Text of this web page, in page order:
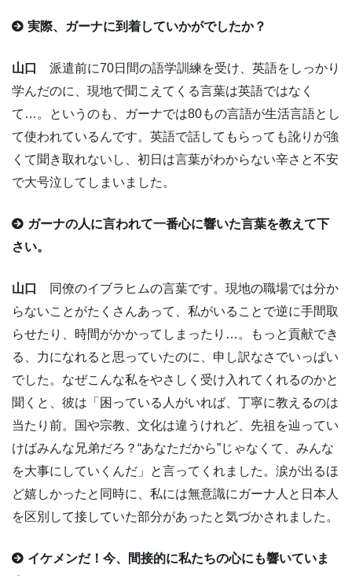
実際、ガーナに到着していかがでしたか？
山口 派遣前に70日間の語学訓練を受け、英語をしっかり
学んだのに、現地で聞こえてくる言葉は英語ではなく
て…。というのも、ガーナでは80もの言語が生活言語とし
て使われているんです。英語で話してもらっても訛りが強
くて聞き取れないし、初日は言葉がわからない辛さと不安
で大号泣してしまいました。
ガーナの人に言われて一番心に響いた言葉を教えて下
さい。
山口
同僚のイブラヒムの言葉です。現地の職場では分か
らないことがたくさんあって、私がいることで逆に手間取
らせたり、時間がかかってしまったり…。もっと貢献でき
る、力になれると思っていたのに、申し訳なさでいっぱい
でした。なぜこんな私をやさしく受け入れてくれるのかと
聞くと、彼は「困っている人がいれば、丁寧に教えるのは
当たり前。国や宗教、文化は違うけれど、先祖を辿ってい
けばみんな兄弟だろ？“あなただから”じゃなくて、みんな
を大事にしていくんだ」と言ってくれました。涙が出るほ
ど嬉しかったと同時に、私には無意識にガーナ人と日本人
を区別して接していた部分があったと気づかされました。
イケメンだ！今、間接的に私たちの心にも響いていま